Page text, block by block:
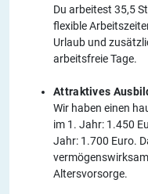
Du arbeitest 35,5
flexible
Urlaub und
arbeitsfreie Tage.
Attraktives
Wir haben einen
im 1. Jahr: 1.450
Jahr: 1.700 Euro.
Altersvorsorge.